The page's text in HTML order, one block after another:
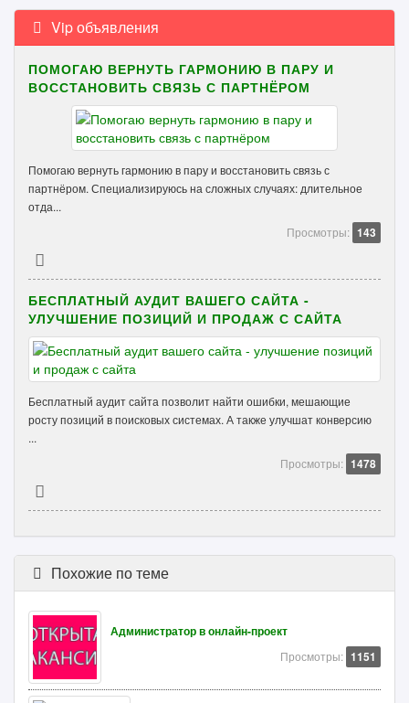
Vip объявления
ПОМОГАЮ ВЕРНУТЬ ГАРМОНИЮ В ПАРУ И
ВОССТАНОВИТЬ СВЯЗЬ С ПАРТНЁРОМ
Помогаю вернуть гармонию в пару и восстановить связь с
партнёром. Специализируюсь на сложных случаях: длительное
отда...
Просмотры: 143
БЕСПЛАТНЫЙ АУДИТ ВАШЕГО САЙТА -
УЛУЧШЕНИЕ ПОЗИЦИЙ И ПРОДАЖ С САЙТА
Бесплатный аудит сайта позволит найти ошибки, мешающие
росту позиций в поисковых системах. А также улучшат конверсию
...
Просмотры: 1478
Похожие по теме
Администратор в онлайн-проект
Просмотры: 1151